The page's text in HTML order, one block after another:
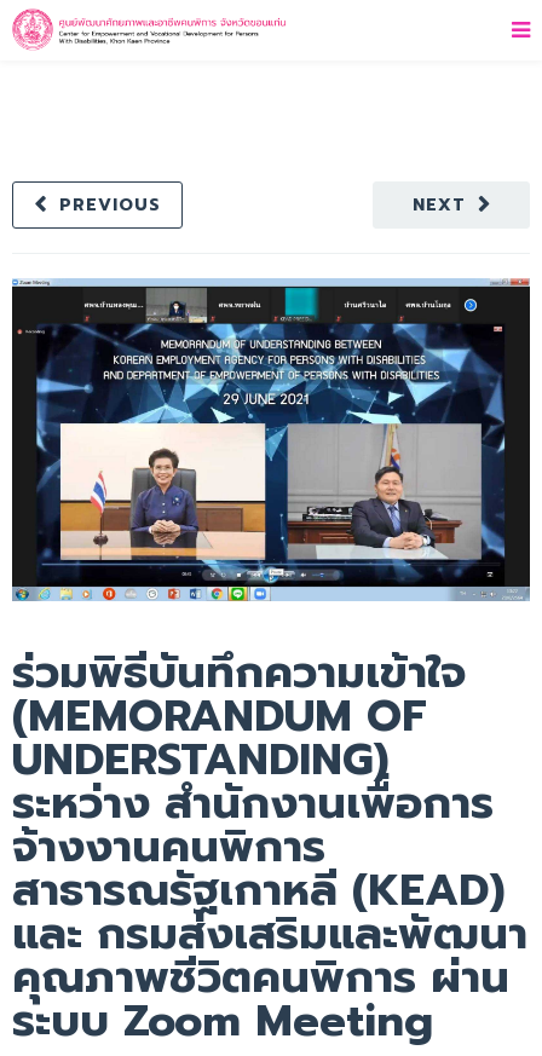
NEXT
PREVIOUS
ร่วมพิธีบันทึกความเข้าใจ
(MEMORANDUM OF
UNDERSTANDING)
ระหว่าง สำนักงานเพื่อการ
จ้างงานคนพิการ
สาธารณรัฐเกาหลี (KEAD)
และ กรมส่งเสริมและพัฒนา
คุณภาพชีวิตคนพิการ ผ่าน
ระบบ Zoom Meeting